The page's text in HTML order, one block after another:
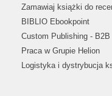
Zamawiaj książki do
BIBLIO Ebookpoint
Custom Publishing - B2B
Praca w Grupie Helion
Logistyka i dystrybucja